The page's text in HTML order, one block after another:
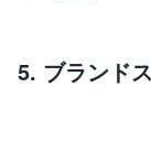
5. ブランド